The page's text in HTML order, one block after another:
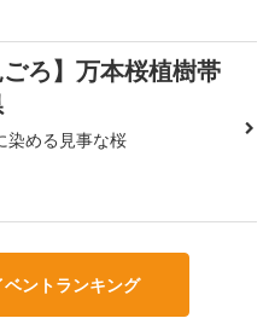
ごろ】万本桜植樹帯
染める見事な桜
ントランキング